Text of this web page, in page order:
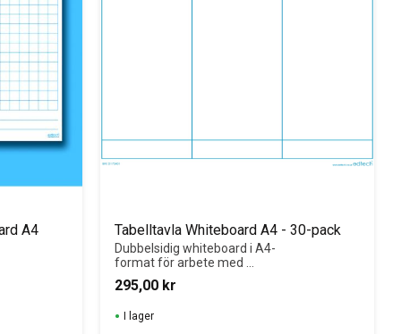
A4 Tabelltavla Whiteboard A4 - 30-pack
Dubbelsidig whiteboard i A4-
format för arbete med
platsvärde och enkla
statistikövningar.
295,00 kr
I lager